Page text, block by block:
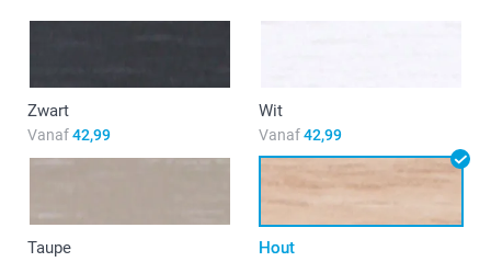
Zwart
Vanaf42,99
Wit
Vanaf42,99
Taupe Hout